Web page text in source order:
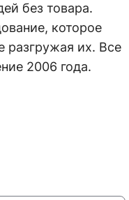
без товара.
которое
разгружая их. Все
2006 года.